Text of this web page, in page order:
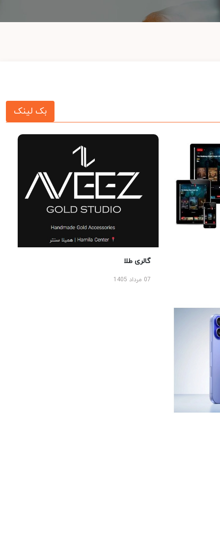
بک لینک
گالری طلا
07 مرداد 1405